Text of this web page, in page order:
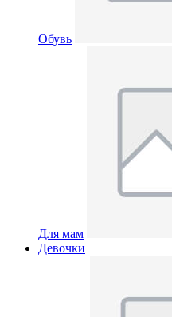
Обувь
Для мам
Девочки